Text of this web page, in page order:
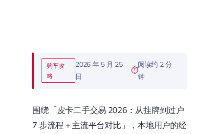
购车攻
略
2026 年 5 月 25
日
阅读约 2 分
钟
围绕「皮卡二手交易 2026：从挂牌到过户
7 步流程 + 主流平台对比」，本地用户的经